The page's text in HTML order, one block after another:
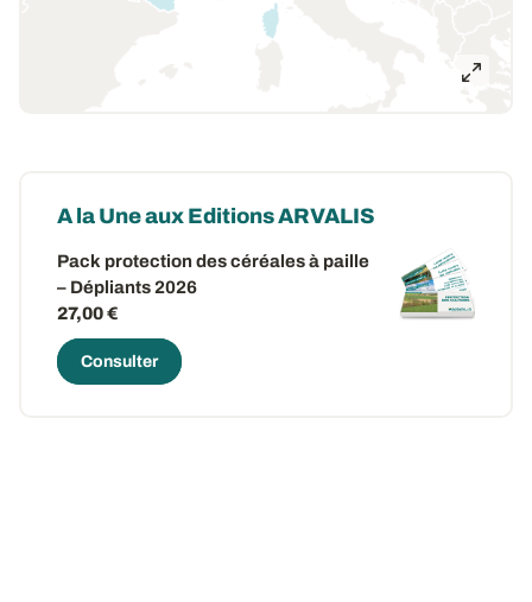
A la Une aux Editions ARVALIS
Pack protection des céréales à paille
– Dépliants 2026
27,00 €
Consulter